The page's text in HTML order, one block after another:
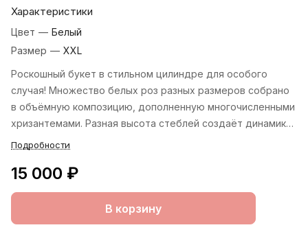
Характеристики
Цвет — Белый
Размер — XXL
Роскошный букет в стильном цилиндре для особого
случая! Множество белых роз разных размеров собрано
в объёмную композицию, дополненную многочисленными
хризантемами. Разная высота стеблей создаёт динамику,
а плотная сборка подчёркивает торжественность
лентой с лёгким перламутровым отливом. Идеальный
вариант для юбилея, свадьбы или выпускного — букет
подарит заряд положительных эмоций и подчеркнёт
важность события.
Подробности
15 000 ₽
В корзину